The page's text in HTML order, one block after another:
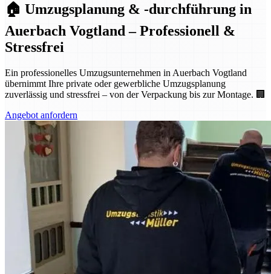
🏠 Umzugsplanung & -durchführung in
Auerbach Vogtland – Professionell &
Stressfrei
Ein professionelles Umzugsunternehmen in Auerbach Vogtland
übernimmt Ihre private oder gewerbliche Umzugsplanung
zuverlässig und stressfrei – von der Verpackung bis zur Montage. 🏢
Angebot anfordern